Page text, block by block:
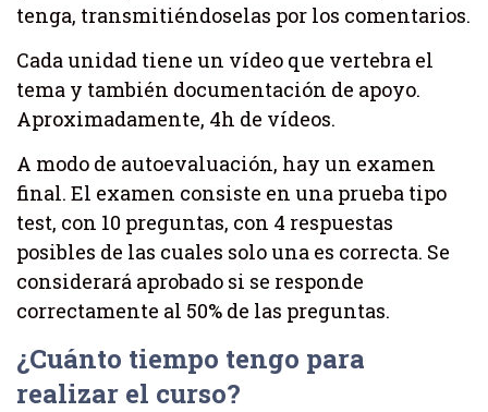
tenga, transmitiéndoselas por los comentarios.
Cada unidad tiene un vídeo que vertebra el
tema y también documentación de apoyo.
Aproximadamente, 4h de vídeos.
A modo de autoevaluación, hay un examen
final. El examen consiste en una prueba tipo
test, con 10 preguntas, con 4 respuestas
posibles de las cuales solo una es correcta. Se
considerará aprobado si se responde
correctamente al 50% de las preguntas.
¿Cuánto tiempo tengo para
realizar el curso?